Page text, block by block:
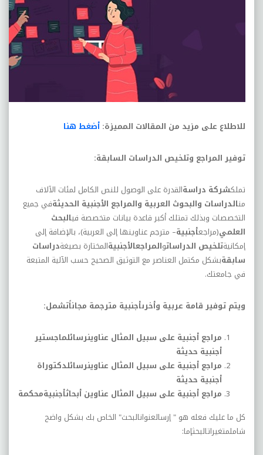
للاطلاع على مزيد من المقالات المميزة: أضغط هنا
توفير المراجع وتلخيص الدراسات السابقة:
تملكشركة دراسةالقدرة على الوصول للنص الكامل لمئات الآلاف
منالدراسات والبحوث العربية والمراجع الأجنبية الحديثةفي جميع
التخصصات وبذلك تمتلك أكبر قاعدة بيانات متخصصة فيالبحث
العلمي(مراجعأجنبية– مترجم عناوينها إلى العربية)، بالإضافة إلى
إمكانيةتلخيص الدراساتوالمراجعالأجنبيةالمختارة بصيغةدراسات
سابقةبشكل مكتمل العناصر مع التوثيق الصحيح حسب الآلية المتبعة
في جامعتك.
ويتم توفير قامة عربية وأخرىأجنبية مترجمة مجاناًتشمل:
مراجع أجنبية على سبيل المثال عناوينرسائلماجستير
أجنبية حديثة
مراجع أجنبية على سبيل المثال عناوينرسائلدكتوراة
أجنبية حديثة
مراجع أجنبية على سبيل المثال عناوين أبحاثأجنبيةمحكمة
كل ما عليك فعله هو " إرسالعنوانالبحث" الخاص بك بشكل واضح
شاملمتغيراتالبحثإما: